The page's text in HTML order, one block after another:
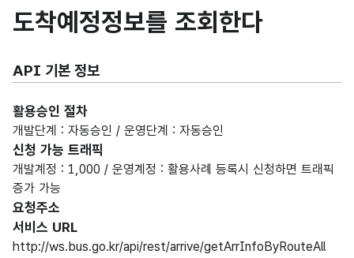
도착예정정보를 조회한다
API 기본 정보
활용승인 절차
개발단계 : 자동승인 / 운영단계 : 자동승인
신청 가능 트래픽
개발계정 : 1,000 / 운영계정 : 활용사례 등록시 신청하면 트래픽
증가 가능
요청주소
서비스 URL
http://ws.bus.go.kr/api/rest/arrive/getArrInfoByRouteAll